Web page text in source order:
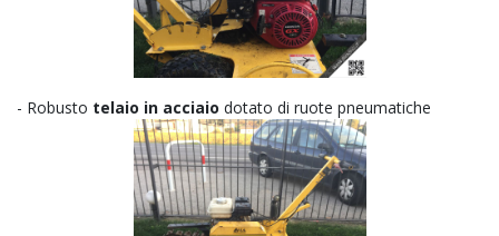
- Robusto telaio in acciaio dotato di ruote pneumatiche